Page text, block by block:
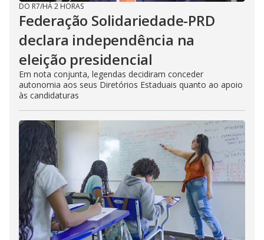
DO R7/HÁ 2 HORAS
Federação Solidariedade-PRD
declara independência na
eleição presidencial
Em nota conjunta, legendas decidiram conceder
autonomia aos seus Diretórios Estaduais quanto ao apoio
às candidaturas